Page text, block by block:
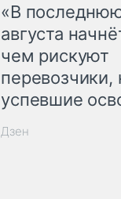
«В
августа
чем рискуют
перевозчики,
успевшие
Дзен